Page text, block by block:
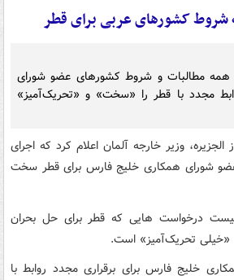
شروط کشورهای عربی برای قطر
همه مطالبات و شروط کشورهای عضو شورای
مجدد با قطر را «سخت» و «تحریک‌آمیز»
الجزیره، وزیر خارجه آلمان اعلام کرد که اجرای
شورای همکاری خلیج فارس برای قطر سخت
لیست درخواست هایی که قطر برای حل بحران
تحریک‌آمیز» است.
خلیج فارس برای برقراری مجدد روابط با